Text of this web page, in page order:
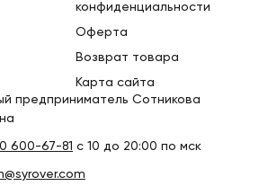
конфиденциальности
Оферта
Возврат товара
Карта сайта
предприниматель Сотникова
600-67-81 с 10 до 20:00 по мск